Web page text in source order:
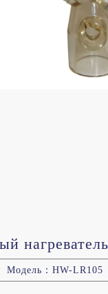
Модель：HW-LR105